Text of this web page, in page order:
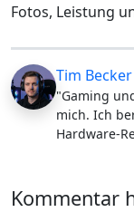
Fotos, Leistung
Tim Becker
"Gaming
mich. Ich
Hardware-
Kommentar